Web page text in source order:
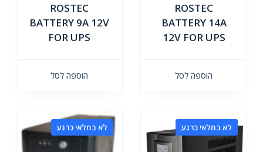
ROSTEC
BATTERY 14A
12V FOR UPS
הוספה לסל
ROSTEC
BATTERY 9A 12V
FOR UPS
הוספה לסל
לא במלאי כרגע לא במלאי כרגע